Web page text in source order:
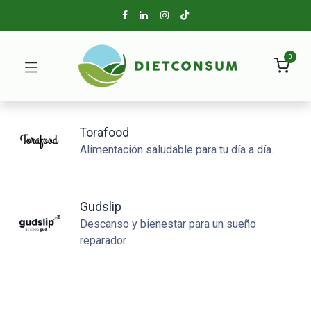
0
Torafood
Alimentación saludable para tu día a día.
Gudslip
Descanso y bienestar para un sueño
reparador.